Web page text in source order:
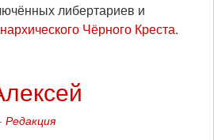
либертариев и
Чёрного Креста.
Редакция